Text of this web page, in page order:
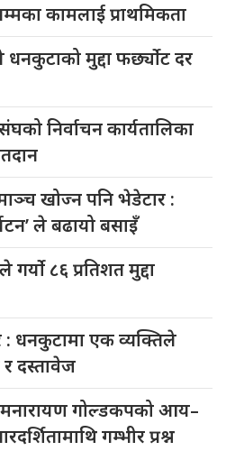
कामलाई प्राथमिकता
मुद्दा फर्छ्योट दर
निर्वाचन कार्यतालिका
खोज्न पनि भेडेटार :
ले बढायो बसाइँ
८६ प्रतिशत मुद्दा
: धनकुटामा एक व्यक्तिले
र दस्तावेज
गोल्डकपको आय–
गम्भीर प्रश्न